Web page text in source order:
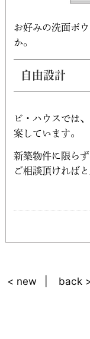
お好みの洗面ボ
か。
自由設計
ビ・ハウスでは
案しています。
新築物件に限ら
ご相談頂ければと
< new back